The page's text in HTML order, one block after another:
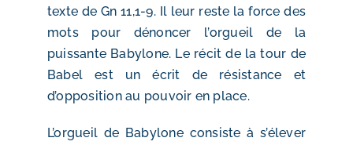
texte de Gn 11,1-9. Il leur reste la force des
mots pour dénoncer l’orgueil de la
puissante Babylone. Le récit de la tour de
Babel est un écrit de résistance et
d’opposition au pouvoir en place.
L’orgueil de Babylone consiste à s’élever